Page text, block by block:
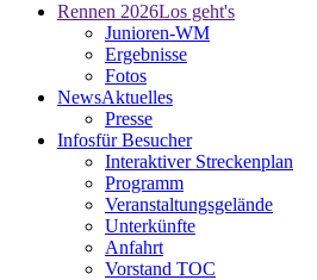
Rennen 2026Los geht's
Junioren-WM
Ergebnisse
Fotos
NewsAktuelles
Presse
Infosfür Besucher
Interaktiver Streckenplan
Programm
Veranstaltungsgelände
Unterkünfte
Anfahrt
Vorstand TOC